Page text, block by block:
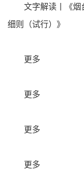
文字解读丨《烟台
细则（试行）》
更多
更多
更多
更多